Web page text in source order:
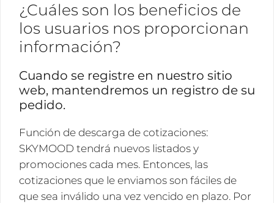
¿Cuáles son los beneficios de
los usuarios nos proporcionan
información?
Cuando se registre en nuestro sitio
web, mantendremos un registro de su
pedido.
Función de descarga de cotizaciones:
SKYMOOD tendrá nuevos listados y
promociones cada mes. Entonces, las
cotizaciones que le enviamos son fáciles de
que sea inválido una vez vencido en plazo. Por